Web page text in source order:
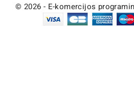
© 2026 - E-komercijos